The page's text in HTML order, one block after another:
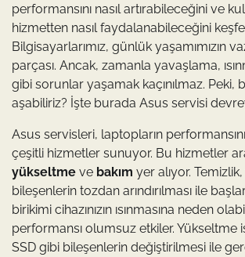
performansını nasıl artırabileceğini ve
hizmetten nasıl faydalanabileceğini
Bilgisayarlarımız, günlük yaşamımızın
parçası. Ancak, zamanla yavaşlama,
gibi sorunlar yaşamak kaçınılmaz. Peki,
aşabiliriz? İşte burada Asus servisi
Asus servisleri, laptopların
çeşitli hizmetler sunuyor. Bu hizmetler
yükseltme ve bakım yer alıyor.
bileşenlerin tozdan arındırılması ile
birikimi cihazınızın ısınmasına neden
performansı olumsuz etkiler. Yükseltme
SSD gibi bileşenlerin değiştirilmesi ile